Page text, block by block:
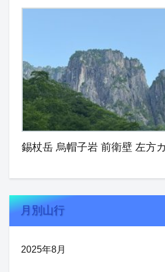
錫杖岳 烏帽子岩 前衛壁 左方
月別山行
2025年8月